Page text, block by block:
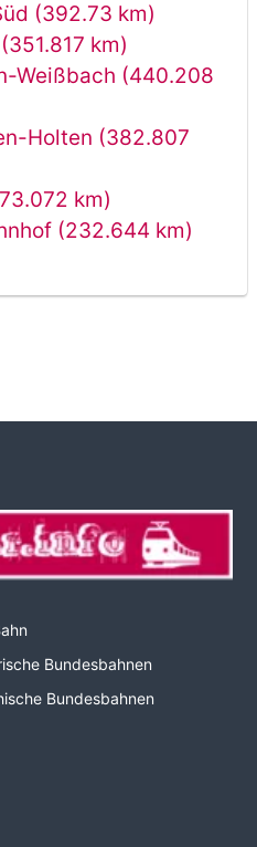
(392.73 km)
km)
Weißbach (440.208
Holten (382.807
km)
(232.644 km)
Bundesbahnen
Bundesbahnen